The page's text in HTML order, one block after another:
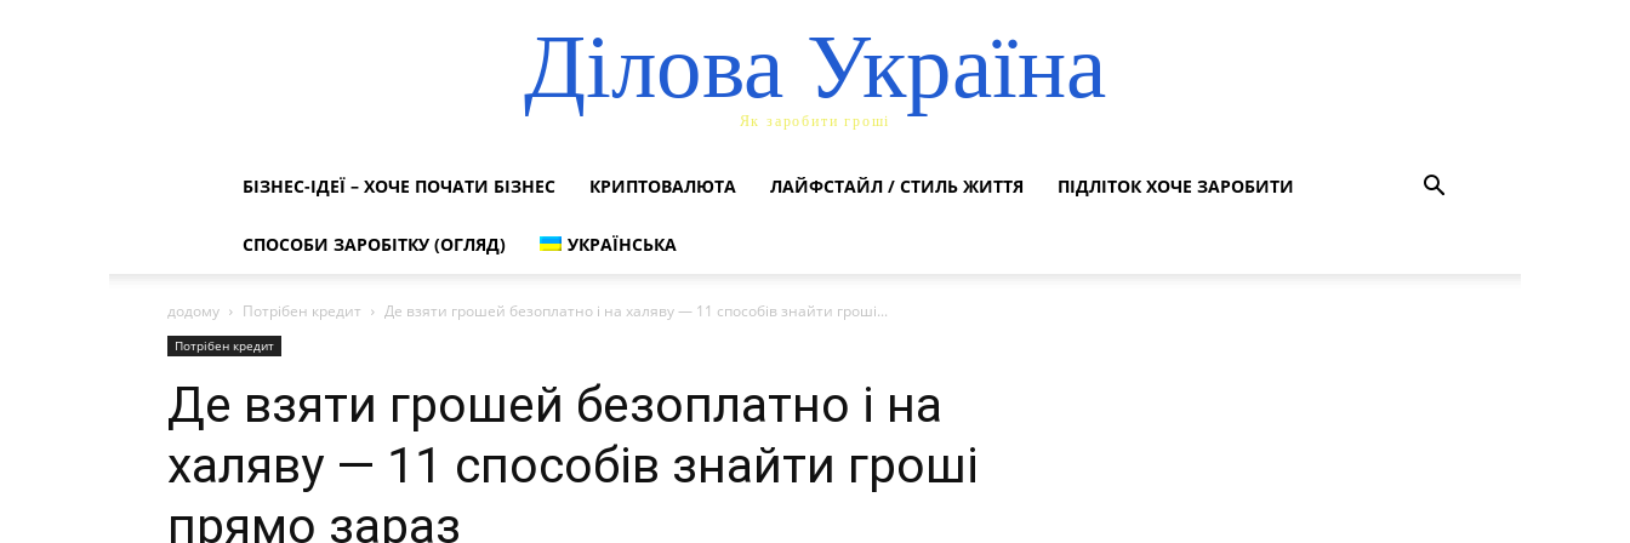
Ділова Україна
Як заробити гроші
БІЗНЕС-ІДЕЇ – ХОЧЕ ПОЧАТИ БІЗНЕС КРИПТОВАЛЮТА ЛАЙФСТАЙЛ / СТИЛЬ ЖИТТЯ ПІДЛІТОК ХОЧЕ ЗАРОБИТИ
СПОСОБИ ЗАРОБІТКУ (ОГЛЯД) УКРАЇНСЬКА
додому Потрібен кредит Де взяти грошей безоплатно і на халяву — 11 способів знайти гроші...
Потрібен кредит
Де взяти грошей безоплатно і на
халяву — 11 способів знайти гроші
прямо зараз